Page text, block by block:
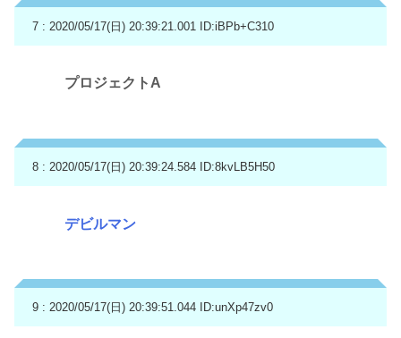
7 : 2020/05/17(日) 20:39:21.001 ID:iBPb+C310
プロジェクトA
8 : 2020/05/17(日) 20:39:24.584 ID:8kvLB5H50
デビルマン
9 : 2020/05/17(日) 20:39:51.044 ID:unXp47zv0